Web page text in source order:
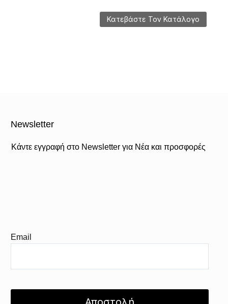
Κατεβάστε Τον Κατάλογο
Newsletter
Κάντε εγγραφή στο Newsletter για Νέα και προσφορές
Email